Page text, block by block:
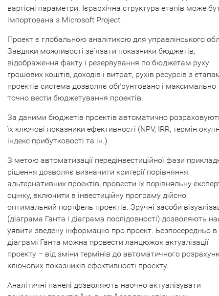
вартісні параметри. Ієрархічна структура етапів може
імпортована з Microsoft Project.
Проект є глобальною аналітикою для управлінського
Завдяки можливості зв'язати показники бюджетів,
відображення факту і резервування по бюджетам руху
грошових коштів, доходів і витрат, рухів ресурсів з
проектів система дозволяє обґрунтовано і максимально
точно вести бюджетування проектів.
За даними бюджетів проектів автоматично
їх ключові показники ефективності (NPV, IRR, термін
індекс прибутковості та ін.).
З метою автоматизації передінвестиційної фази
рішення дозволяє визначити критерії порівняння
альтернативних проектів, провести їх порівняльну
оцінку, включити в інвестиційну програму дійсно
оптимальний портфель проектів. Зручні засоби
(діаграма Ганта і діаграма послідовності) дозволяють
уявити зведену інформацію про проект. Безпосередньо в
діаграмі Ганта можна провести ланцюжок актуалізації
проекту – від зміни термінів до автоматичного
ключових показників ефективності проекту.
Аналітичні панелі дозволяють наочно актуалізувати